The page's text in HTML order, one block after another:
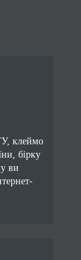
клеймо
бірку
ви